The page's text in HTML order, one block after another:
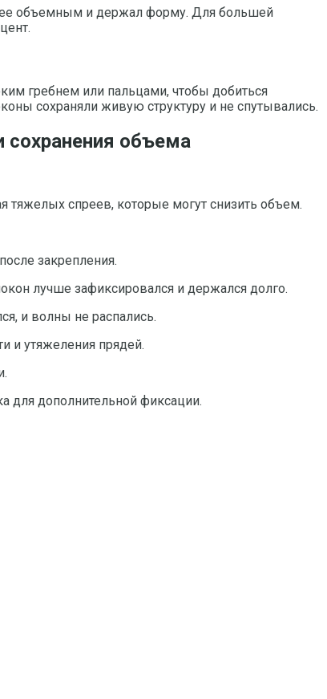
объемным и держал форму. Для большей
гребнем или пальцами, чтобы добиться
сохраняли живую структуру и не спутывались.
сохранения объема
тяжелых спреев, которые могут снизить объем.
закрепления.
лучше зафиксировался и держался долго.
и волны не распались.
и утяжеления прядей.
для дополнительной фиксации.